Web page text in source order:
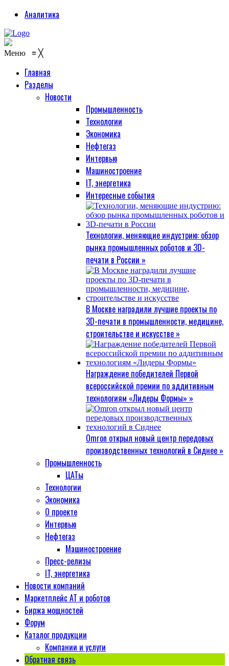
Аналитика
Меню ≡ ╳
Главная
Разделы
Новости
Промышленность
Технологии
Экономика
Нефтегаз
Интервью
Машиностроение
IT, энергетика
Интересные события
Технологии, меняющие индустрию: обзор
рынка промышленных роботов и 3D-
печати в России »
В Москве наградили лучшие проекты по
3D-печати в промышленности, медицине,
строительстве и искусстве »
Награждение победителей Первой
всероссийской премии по аддитивным
технологиям «Лидеры Формы» »
Omron открыл новый центр передовых
производственных технологий в Сиднее »
Промышленность
ЦАТы
Технологии
Экономика
О проекте
Интервью
Нефтегаз
Машиностроение
Пресс-релизы
IT, энергетика
Новости компаний
Маркетплейс АТ и роботов
Биржа мощностей
Форум
Каталог продукции
Компании и услуги
Обратная связь